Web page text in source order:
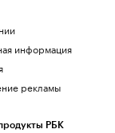
информация
рекламы
РБК